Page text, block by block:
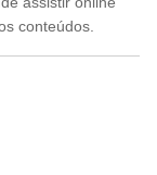
conteúdos.